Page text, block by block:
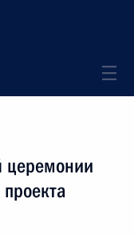
церемонии